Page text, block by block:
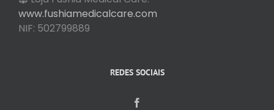
www.fushiamedicalcare.com
NIF: 502799889
REDES SOCIAIS